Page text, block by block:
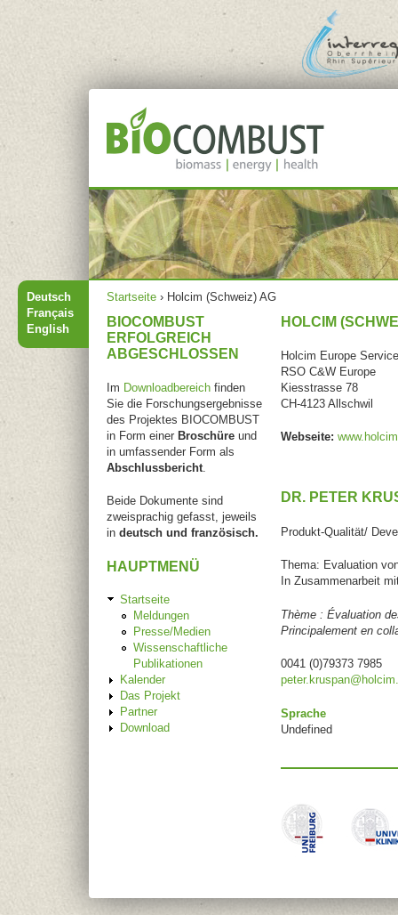
Jump to navigation
Sie sind hier
Startseite › Holcim (Schweiz) AG
HOLCIM
Holcim Europe
RSO C&W Europe
Kiesstrasse 78
CH-4123 Allschwil
Webseite:
DR. PETER
Produkt-Qualität/
Thema: Evaluation
In Zusammenarbeit
Thème : Évaluation
Principalement en
0041 (0)79373 7985
Sprache
Undefined
BIOCOMBUST
ERFOLGREICH
ABGESCHLOSSEN
Im Downloadbereich finden
Sie die Forschungsergebnisse
des Projektes BIOCOMBUST
in Form einer Broschüre und
in umfassender Form als
Abschlussbericht
Beide Dokumente sind
zweisprachig gefasst, jeweils
in deutsch und französisch.
HAUPTMENÜ
Startseite
Meldungen
Presse/Medien
Wissenschaftliche
Publikationen
Kalender
Das Projekt
Partner
Download
Deutsch
Français
English